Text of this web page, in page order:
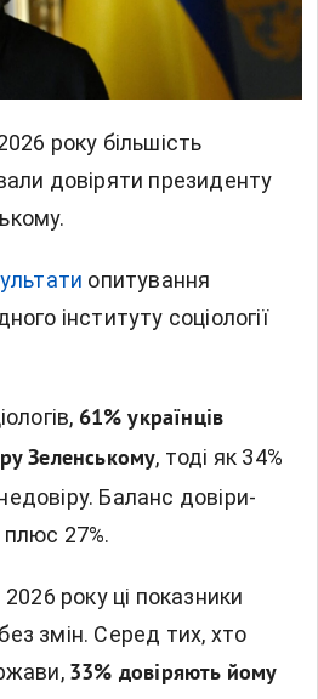
року більшість
довіряти президенту
опитування
інституту соціології
61% українців
Зеленському, тоді як 34%
Баланс довіри-
27%.
року ці показники
змін. Серед тих, хто
33% довіряють йому